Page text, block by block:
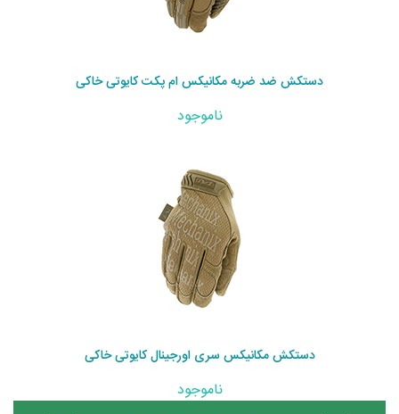
دستکش ضد ضربه مکانیکس ام پکت کایوتی خاکی
ناموجود
دستکش مکانیکس سری اورجینال کایوتی خاکی
ناموجود